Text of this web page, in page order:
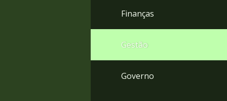
Finanças
Gestão
Governo